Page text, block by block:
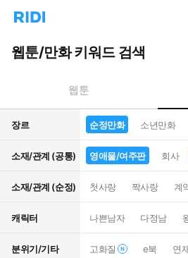
리
홈
으
턴
트
웹툰/만화 키워드 검색
웹툰
장르 순정만화 소년만화
소재/관계 (공통) 영애물/여주판 회사
소재/관계 (순정) 첫사랑 짝사랑 계
캐릭터 나쁜남자 다정남
분위기/기타 고화질 e북 연